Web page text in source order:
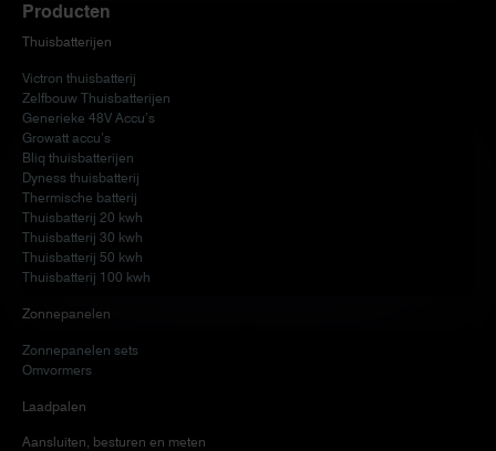
Producten
Thuisbatterijen
Victron thuisbatterij
Zelfbouw Thuisbatterijen
Generieke 48V Accu’s
Growatt accu’s
Bliq thuisbatterijen
Dyness thuisbatterij
Thermische batterij
Thuisbatterij 20 kwh
Thuisbatterij 30 kwh
Thuisbatterij 50 kwh
Thuisbatterij 100 kwh
Zonnepanelen
Zonnepanelen sets
Omvormers
Laadpalen
Aansluiten, besturen en meten